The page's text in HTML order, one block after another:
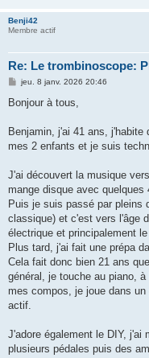
Benji42
Membre actif
Re: Le trombinoscope:
M
s
g
jeu. 8 janv. 2026 20:46
Bonjour à tous,
Benjamin, j'ai 41 ans,
mes 2 enfants et je suis
J'ai découvert la musique
mange disque avec quelques
Puis je suis passé par pleins
classique) et c'est vers l'âge
électrique et principalement le
Plus tard, j'ai fait une prépa
Cela fait donc bien 21 ans
général, je touche au piano,
mes compos, je joue dans
actif.
J'adore également le DIY, j'ai
plusieurs pédales puis des